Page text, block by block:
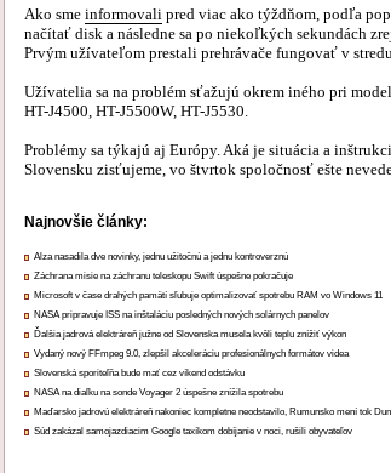
Ako sme informovali pred viac ako týždňom, podľa
načítať disk a následne sa po niekoľkých sekundách
Prvým užívateľom prestali prehrávače fungovať v
Užívatelia sa na problém sťažujú okrem iného pri
HT-J4500, HT-J5500W, HT-J5530.
Problémy sa týkajú aj Európy. Aká je situácia a
Slovensku zisťujeme, vo štvrtok spoločnosť ešte
Najnovšie články:
Alza nasadila dve novinky, jednu užitočnú a jednu kontroverznú
Záchrana misie na záchranu teleskopu Swift úspešne pokračuje
Microsoft v čase drahých pamätí sľubuje optimalizovať spotrebu RAM vo Windows 11
NASA pripravuje ISS na inštaláciu posledných nových solárnych panelov
Ďalšia jadrová elektráreň južne od Slovenska musela kvôli teplu znížiť výkon
Vydaný nový FFmpeg 9.0, zlepšil akceleráciu profesionálnych formátov videa
Slovenská sporiteľňa bude mať cez víkend odstávku
NASA na diaľku na sonde Voyager 2 úspešne znížila spotrebu
Maďarsko jadrovú elektráreň nakoniec kompletne neodstavilo, Rumunsko mení tok
Súd zakázal samojazdiacim Google taxíkom dobíjanie v noci, rušili obyvateľov